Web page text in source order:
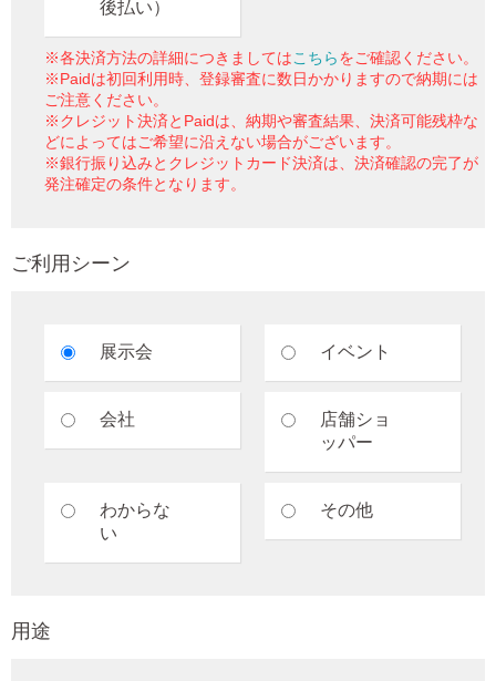
後払い）
※各決済方法の詳細につきましてはこちらをご確認ください。
※Paidは初回利用時、登録審査に数日かかりますので納期には
ご注意ください。
※クレジット決済とPaidは、納期や審査結果、決済可能残枠な
どによってはご希望に沿えない場合がございます。
※銀行振り込みとクレジットカード決済は、決済確認の完了が
発注確定の条件となります。
ご利用シーン
展示会 イベント
会社
店舗ショ
ッパー
わからな
い
その他
用途